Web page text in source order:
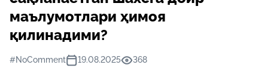
маълумотлари ҳимоя
қилинадими?
#NoComment 19.08.2025 368